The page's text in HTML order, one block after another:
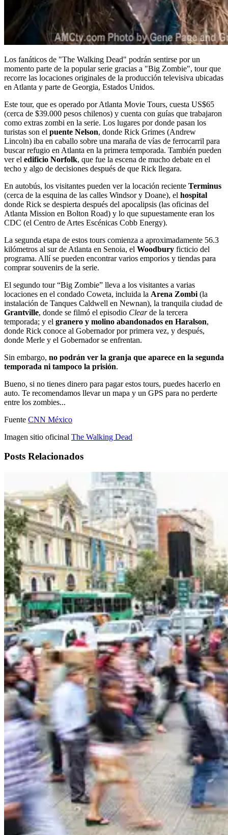
Los fanáticos de "The Walking Dead" podrán sentirse por un
momento parte de la popular serie gracias a "Big Zombie", tour que
recorre las locaciones originales de la producción televisiva ubicadas
en Atlanta y parte de Georgia, Estados Unidos.
Este tour, que es operado por Atlanta Movie Tours, cuesta US$65
(cerca de $39.000 pesos chilenos) y cuenta con guías que trabajaron
como extras zombi en la serie. Los lugares por donde pasan los
turistas son el puente Nelson, donde Rick Grimes (Andrew
Lincoln) iba en caballo sobre una maraña de vías de ferrocarril para
buscar refugio en Atlanta en la primera temporada. También pueden
ver el edificio Norfolk, que fue la escena de mucho debate en el
techo y algo de decisiones después de que Rick llegara.
En autobús, los visitantes pueden ver la locación reciente Terminus
(cerca de la esquina de las calles Windsor y Doane), el hospital
donde Rick se despierta después del apocalipsis (las oficinas del
Atlanta Mission en Bolton Road) y lo que supuestamente eran los
CDC (el Centro de Artes Escénicas Cobb Energy).
La segunda etapa de estos tours comienza a aproximadamente 56.3
kilómetros al sur de Atlanta en Senoia, el Woodbury ficticio del
programa. Allí se pueden encontrar varios emporios y tiendas para
comprar souvenirs de la serie.
El segundo tour “Big Zombie” lleva a los visitantes a varias
locaciones en el condado Coweta, incluida la Arena Zombi (la
instalación de Tanques Caldwell en Newnan), la tranquila ciudad de
Grantville, donde se filmó el episodio Clearde la tercera
temporada; y el granero y molino abandonados en Haralson,
donde Rick conoce al Gobernador por primera vez, y después,
donde Merle y el Gobernador se enfrentan.
Sin embargo, no podrán ver la granja que aparece en la segunda
temporada ni tampoco la prisión.
Bueno, si no tienes dinero para pagar estos tours, puedes hacerlo en
auto. Te recomendamos llevar un mapa y un GPS para no perderte
entre los zombies...
Fuente CNN México
Imagen sitio oficinal The Walking Dead
Posts Relacionados